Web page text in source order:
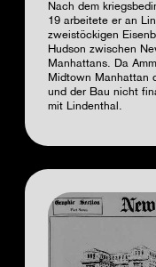
Nach dem
19 arbeitete er an
zweistöckigen
Hudson zwischen
Manhattans. Da
Midtown Manhattan
und der Bau nicht
mit Lindenthal.